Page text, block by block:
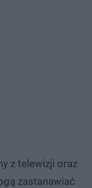
z telewizji oraz
zastanawiać